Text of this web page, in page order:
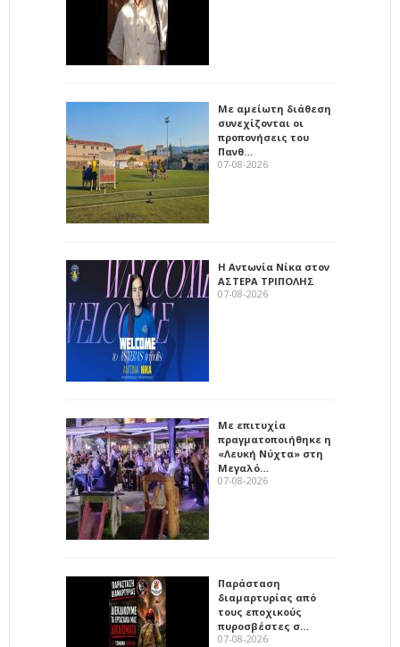
Με αμείωτη διάθεση
συνεχίζονται οι
προπονήσεις του
Πανθ…
07-08-2026
Η Αντωνία Νίκα στον
ΑΣΤΕΡΑ ΤΡΙΠΟΛΗΣ
07-08-2026
Με επιτυχία
πραγματοποιήθηκε η
«Λευκή Νύχτα» στη
Μεγαλό…
07-08-2026
Παράσταση
διαμαρτυρίας από
τους εποχικούς
πυροσβέστες σ…
07-08-2026